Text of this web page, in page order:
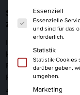
Schluss mit
zum agilen
In einem
klassische
Projektmanager
Projekte trotz
zu bringen. Du lernst,
Es folgt eine
Essenziell
Essenzielle
und sind für das
erforderlich.
Statistik
Statistik-Cookies
darüber geben,
umgehen.
Marketing